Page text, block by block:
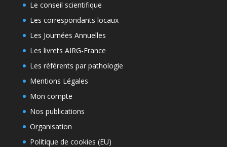
Le conseil scientifique
Les correspondants locaux
Les Journées Annuelles
Les livrets AIRG-France
Les référents par pathologie
Mentions Légales
Mon compte
Nos publications
Organisation
Politique de cookies (EU)